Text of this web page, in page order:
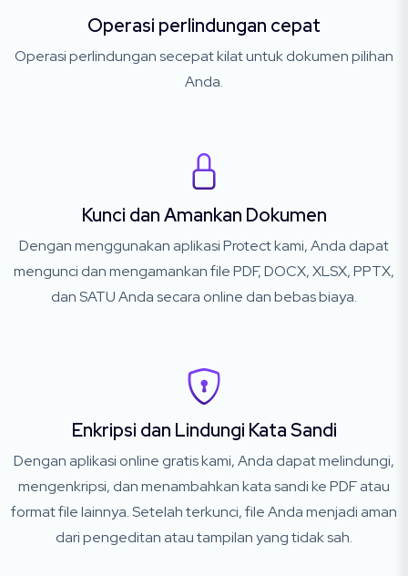
Operasi perlindungan cepat
Operasi perlindungan secepat kilat untuk dokumen pilihan
Anda.
Kunci dan Amankan Dokumen
Dengan menggunakan aplikasi Protect kami, Anda dapat
mengunci dan mengamankan file PDF, DOCX, XLSX, PPTX,
dan SATU Anda secara online dan bebas biaya.
Enkripsi dan Lindungi Kata Sandi
Dengan aplikasi online gratis kami, Anda dapat melindungi,
mengenkripsi, dan menambahkan kata sandi ke PDF atau
format file lainnya. Setelah terkunci, file Anda menjadi aman
dari pengeditan atau tampilan yang tidak sah.